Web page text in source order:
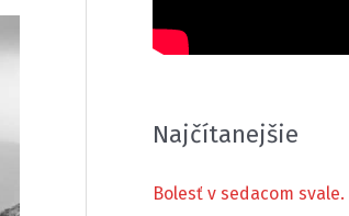
Najčítanejšie
Bolesť v sedacom svale.